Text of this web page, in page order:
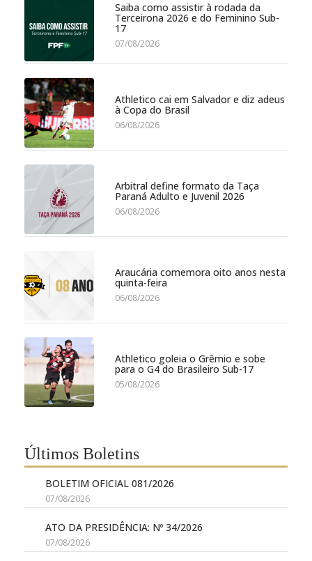
Saiba como assistir à rodada da
Terceirona 2026 e do Feminino Sub-
17
07/08/2026
Athletico cai em Salvador e diz adeus
à Copa do Brasil
06/08/2026
Arbitral define formato da Taça
Paraná Adulto e Juvenil 2026
06/08/2026
Araucária comemora oito anos nesta
quinta-feira
06/08/2026
Athletico goleia o Grêmio e sobe
para o G4 do Brasileiro Sub-17
05/08/2026
Últimos Boletins
BOLETIM OFICIAL 081/2026
07/08/2026
ATO DA PRESIDÊNCIA: Nº 34/2026
07/08/2026